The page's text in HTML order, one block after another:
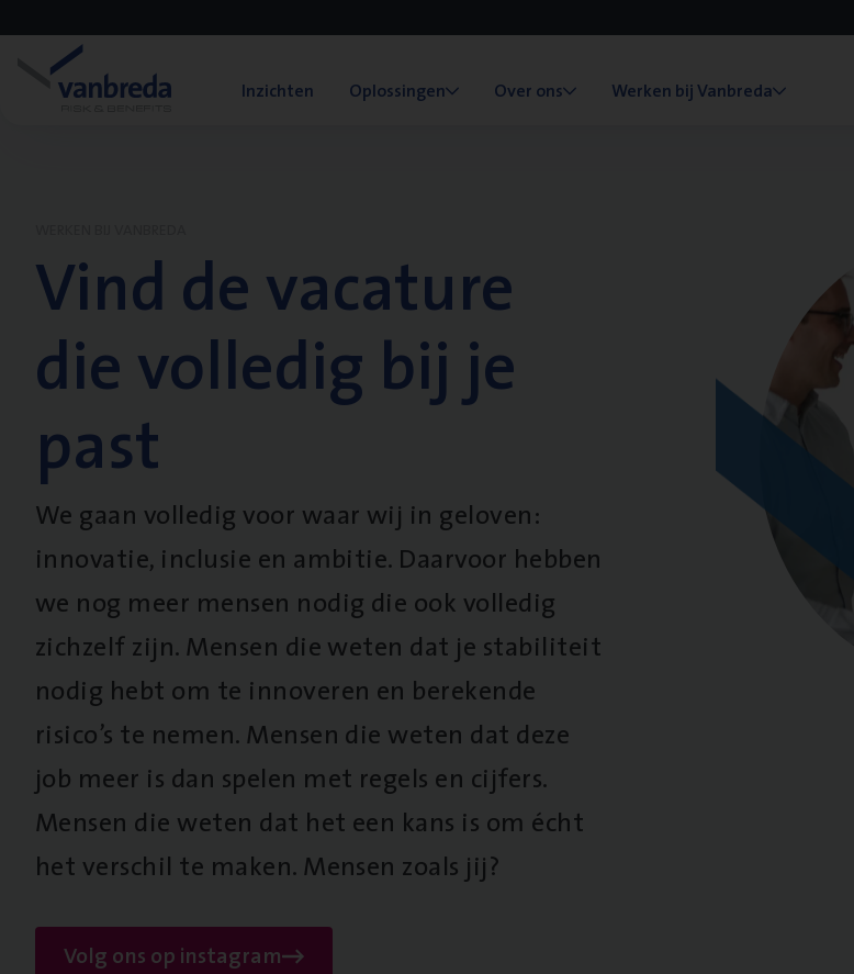
Inzichten Oplossingen Over ons Werken bij Vanbreda
Vind de vacature
die volledig bij je
past
We gaan volledig voor waar wij in geloven:
innovatie, inclusie en ambitie. Daarvoor hebben
we nog meer mensen nodig die ook volledig
zichzelf zijn. Mensen die weten dat je stabiliteit
nodig hebt om te innoveren en berekende
risico’s te nemen. Mensen die weten dat deze
job meer is dan spelen met regels en cijfers.
Mensen die weten dat het een kans is om écht
het verschil te maken. Mensen zoals jij?
Volg ons op instagram